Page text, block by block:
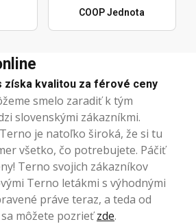
COOP Jednota
získa kvalitou za férové ceny
smelo zaradiť k tým
slovenskými zákazníkmi.
je natoľko široká, že si tu
všetko, čo potrebujete. Páčiť
Terno svojich zákazníkov
Terno letákmi s výhodnými
práve teraz, a teda od
sa môžete pozrieťzde.